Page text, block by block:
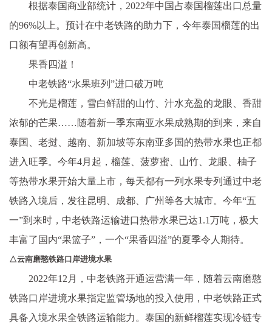
根据泰国商业部统计，2022年中国占泰国榴莲出口总量
的96%以上。预计在中老铁路的助力下，今年泰国榴莲的出
口额有望再创新高。
果香四溢！
中老铁路“水果班列”进口破万吨
不光是榴莲，雪白鲜甜的山竹、汁水充盈的龙眼、香甜
浓郁的芒果……随着新一季东南亚水果成熟期的到来，来自
泰国、老挝、越南、新加坡等东南亚多国的热带水果也正都
进入旺季。今年4月起，榴莲、菠萝蜜、山竹、龙眼、柚子
等热带水果开始大量上市，每天都有一列水果专列通过中老
铁路入境后，发往昆明、成都、广州等各大城市。今年“五
一”到来时，中老铁路运输进口热带水果已达1.1万吨，极大
丰富了国内“果篮子”，一个“果香四溢”的夏季令人期待。
△云南磨憨铁路口岸进境水果
2022年12月，中老铁路开通运营满一年，随着云南磨憨
铁路口岸进境水果指定监管场地的投入使用，中老铁路正式
具备入境水果全铁路运输能力。泰国的新鲜榴莲实现冷链专